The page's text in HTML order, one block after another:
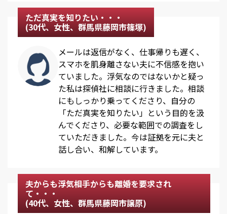
ただ真実を知りたい・・・
(30代、女性、群馬県藤岡市篠塚)
メールは返信がなく、仕事帰りも遅く、
スマホを肌身離さない夫に不信感を抱い
ていました。浮気なのではないかと疑っ
た私は探偵社に相談に行きました。相談
にもしっかり乗ってくださり、自分の
「ただ真実を知りたい」という目的を汲
んでくださり、必要な範囲での調査をし
ていただきました。今は証拠を元に夫と
話し合い、和解しています。
夫からも浮気相手からも離婚を要求され
て・・・
(40代、女性、群馬県藤岡市譲原)